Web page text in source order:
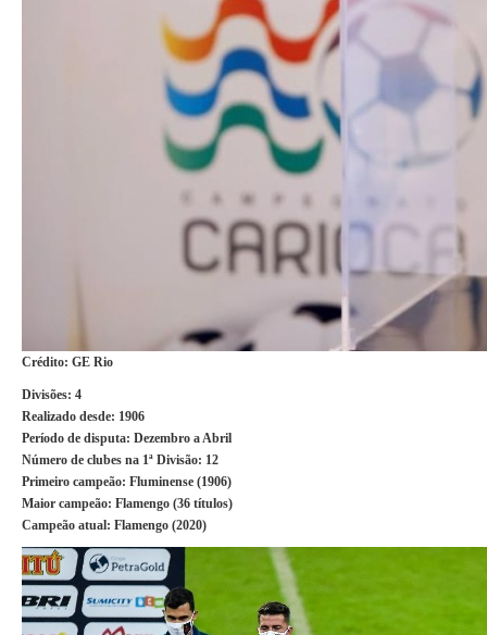
Crédito: GE Rio
Divisões: 4
Realizado desde: 1906
Período de disputa: Dezembro a Abril
Número de clubes na 1ª Divisão: 12
Primeiro campeão: Fluminense (1906)
Maior campeão: Flamengo (36 títulos)
Campeão atual: Flamengo (2020)